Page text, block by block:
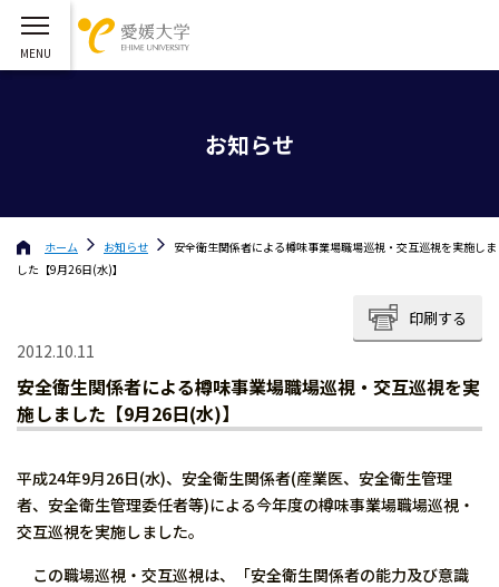
お知らせ
ホーム お知らせ
安全衛生関係者による樽味事業場職場巡視・交互巡視を実施しま
した【9月26日(水)】
印刷する
2012.10.11
安全衛生関係者による樽味事業場職場巡視・交互巡視を実
施しました【9月26日(水)】
平成24年9月26日(水)、安全衛生関係者(産業医、安全衛生管理
者、安全衛生管理委任者等)による今年度の樽味事業場職場巡視・
交互巡視を実施しました。
この職場巡視・交互巡視は、「安全衛生関係者の能力及び意識